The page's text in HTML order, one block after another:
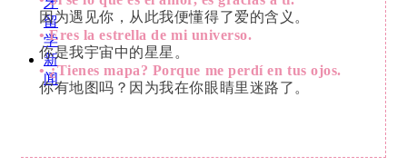
留
学
新
闻
因为遇见你，从此我便懂得了爱的含义。
• Eres la estrella de mi universo.
你是我宇宙中的星星。
• ¿Tienes mapa? Porque me perdí en tus ojos.
你有地图吗？因为我在你眼睛里迷路了。